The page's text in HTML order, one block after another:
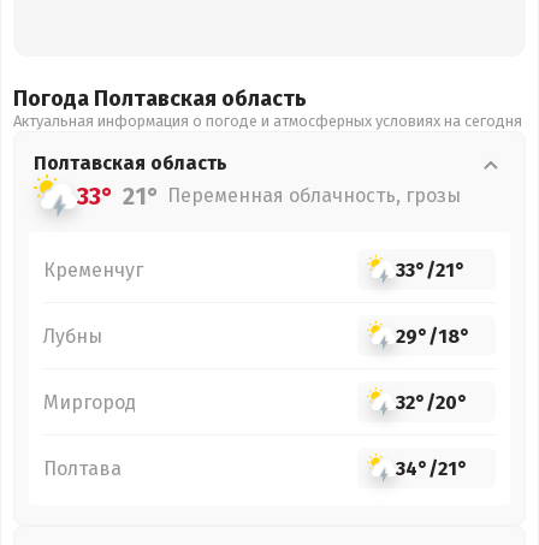
Погода Полтавская область
Актуальная информация о погоде и атмосферных условиях на сегодня
Полтавская область
33° 21° Переменная облачность, грозы
Кременчуг 33°/21°
Лубны 29°/18°
Миргород 32°/20°
Полтава 34°/21°